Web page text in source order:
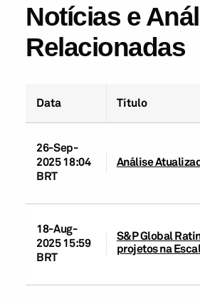
Notícias e
Relacionadas
Data Título
26-Sep-
2025 18:04
BRT
Análise
18-Aug-
2025 15:59
BRT
S&P Global
projetos na